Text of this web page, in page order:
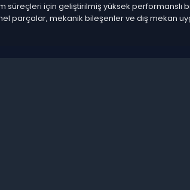
için geliştirilmiş yüksek performanslı
parçalar, mekanik bileşenler ve dış mekan